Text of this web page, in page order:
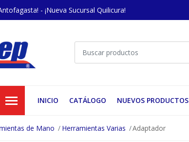
- ¡Nueva Sucursal Quilicura!
INICIO CATÁLOGO NUEVOS PRODUCTOS
de Mano Herramientas Varias Adaptador